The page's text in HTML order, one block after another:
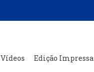
Vídeos Edição Impressa